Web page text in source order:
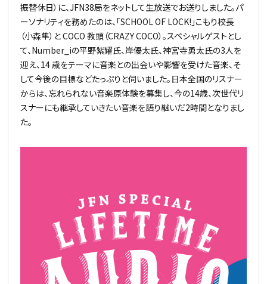
振替休日）に、JFN38局をネットして生放送でお送りしました。パ
ーソナリティを務めたのは、「SCHOOL OF LOCK!」こもり校長
（小森隼）と COCO 教頭（CRAZY COCO）。スペシャルゲストとし
て、Number_iの平野紫耀氏、岸優太氏、神宮寺勇太氏の3人を
迎え、14 歳をテーマに音楽との出会いや影響を受けた音楽、そ
して今後の目標などたっぷりと伺いました。日本全国のリスナー
からは、忘れられない音楽原体験を募集し、今の14歳、次世代リ
スナーにも継承していきたい音楽を語り継いだ2時間となりまし
た。